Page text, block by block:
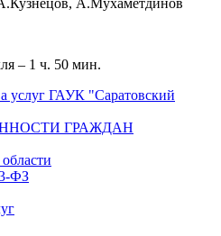
– 1 ч. 50 мин.
услуг ГАУК "Саратовский
ГРАЖДАН
ФЗ